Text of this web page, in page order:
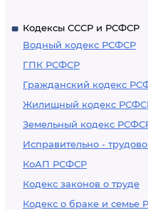
Кодексы СССР и РСФСР
Водный кодекс РСФСР
ГПК РСФСР
Гражданский кодекс
Жилищный кодекс
Земельный кодекс
Исправительно -
КоАП РСФСР
Кодекс законов о труде
Кодекс о браке и семье